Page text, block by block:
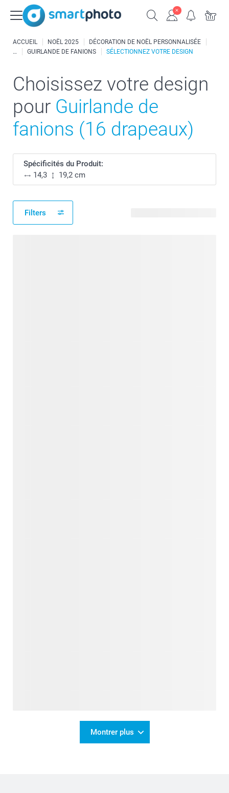
ACCUEIL NOËL 2025
DÉCORATION DE NOËL PERSONNALISÉE
GUIRLANDE DE FANIONS
SÉLECTIONNEZ VOTRE DESIGN
Choisissez votre design
pour Guirlande de
fanions (16 drapeaux)
Spécificités du Produit:
14,3
19,2 cm
Filters
Montrer plus